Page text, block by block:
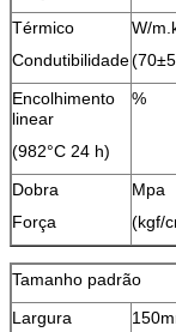
Térmico
Condutibilidade
W/
Encolhimento
linear
(982°C 24 h)
%
Dobra
Força
Mpa
(kgf/
Tamanho padrão
Largura